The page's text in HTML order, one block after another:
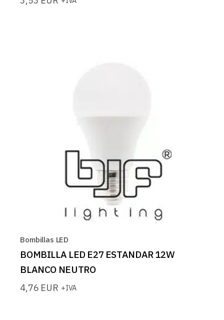
Bombillas LED
BOMBILLA LED E27 ESTANDAR 12W
BLANCO NEUTRO
4,76 EUR +IVA